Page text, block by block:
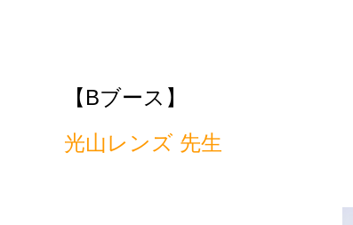
【Bブース】
光山レンズ 先生